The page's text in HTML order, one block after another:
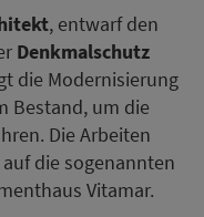
, entwarf den
Denkmalschutz
die Modernisierung
Bestand, um die
Die Arbeiten
die sogenannten
Vitamar.